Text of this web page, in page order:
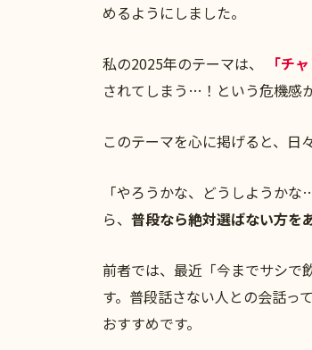
めるようにしました。
私の2025年のテーマは、 「チ
されてしまう…！という危機感
このテーマを心に掲げると、日
「やろうかな、どうしようかな
ら、 普段なら絶対選ばない方を
前者では、最近「今までサシで
す。普段話さない人との会話っ
おすすめです。